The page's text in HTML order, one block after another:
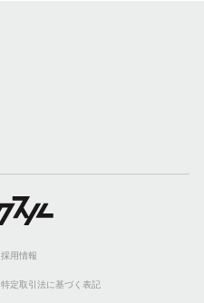
採用情報
特定取引法に基づく表記